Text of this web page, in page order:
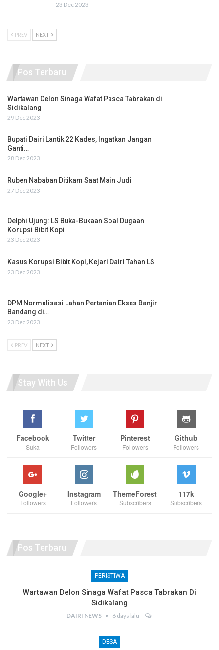
23 Dec 2023
PREV NEXT
Pos Terbaru
Wartawan Delon Sinaga Wafat Pasca Tabrakan di
Sidikalang
29 Dec 2023
Bupati Dairi Lantik 22 Kades, Ingatkan Jangan
Ganti…
28 Dec 2023
Ruben Nababan Ditikam Saat Main Judi
27 Dec 2023
Delphi Ujung: LS Buka-Bukaan Soal Dugaan
Korupsi Bibit Kopi
23 Dec 2023
Kasus Korupsi Bibit Kopi, Kejari Dairi Tahan LS
23 Dec 2023
DPM Normalisasi Lahan Pertanian Ekses Banjir
Bandang di…
23 Dec 2023
PREV NEXT
Stay With Us
Facebook
Suka
Twitter
Followers
Pinterest
Followers
Github
Followers
Google+
Followers
Instagram
Followers
ThemeForest
Subscribers
117k
Subscribers
Pos Terbaru
PERISTIWA
Wartawan Delon Sinaga Wafat Pasca Tabrakan Di
Sidikalang
DAIRI NEWS 6 days lalu
DESA